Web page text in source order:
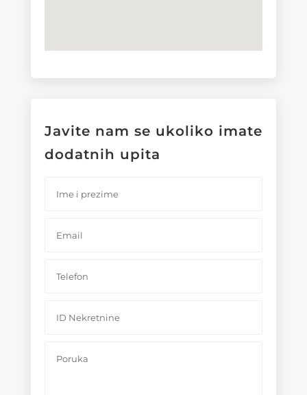
Javite nam se ukoliko imate
dodatnih upita